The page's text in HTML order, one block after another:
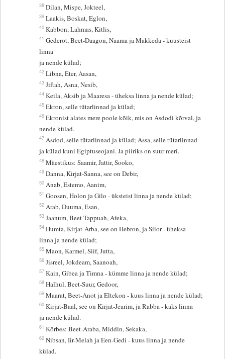
38 Dilan, Mispe, Jokteel,
39 Laakis, Boskat, Eglon,
40 Kabbon, Lahmas, Kitlis,
41 Gederot, Beet-Daagon, Naama ja Makkeda - kuusteist
linna
ja nende külad;
42 Libna, Eter, Aasan,
43 Jiftah, Asna, Nesib,
44 Keila, Aksib ja Maaresa - üheksa linna ja nende külad;
45 Ekron, selle tütarlinnad ja külad;
46 Ekronist alates mere poole kõik, mis on Asdodi kõrval, ja
nende külad.
47 Asdod, selle tütarlinnad ja külad; Assa, selle tütarlinnad
ja külad kuni Egiptuseojani. Ja piiriks on suur meri.
48 Mäestikus: Saamir, Jattir, Sooko,
49 Danna, Kirjat-Sanna, see on Debir,
50 Anab, Estemo, Aanim,
51 Goosen, Holon ja Gilo - üksteist linna ja nende külad;
52 Arab, Duuma, Esan,
53 Jaanum, Beet-Tappuah, Afeka,
54 Humta, Kirjat-Arba, see on Hebron, ja Siior - üheksa
linna ja nende külad;
55 Maon, Karmel, Siif, Jutta,
56 Jisreel, Jokdeam, Saanoah,
57 Kain, Gibea ja Timna - kümme linna ja nende külad;
58 Halhul, Beet-Suur, Gedoor,
59 Maarat, Beet-Anot ja Eltekon - kuus linna ja nende külad;
60 Kirjat-Baal, see on Kirjat-Jearim, ja Rabba - kaks linna
ja nende külad.
61 Kõrbes: Beet-Araba, Middin, Sekaka,
62 Nibsan, Iir-Melah ja Een-Gedi - kuus linna ja nende
külad.